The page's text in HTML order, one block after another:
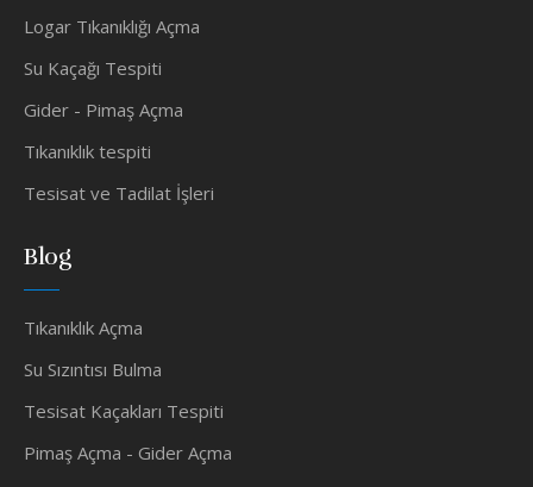
Logar Tıkanıklığı Açma
Su Kaçağı Tespiti
Gider - Pimaş Açma
Tıkanıklık tespiti
Tesisat ve Tadilat İşleri
Blog
Tıkanıklık Açma
Su Sızıntısı Bulma
Tesisat Kaçakları Tespiti
Pimaş Açma - Gider Açma